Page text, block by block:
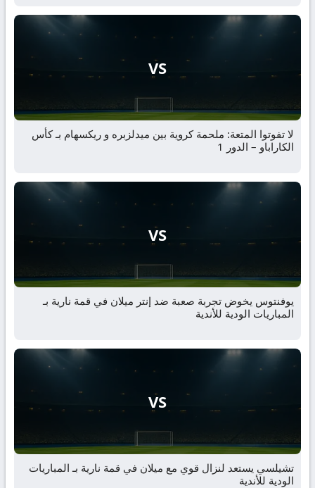
VS
لا تفوتوا المتعة: ملحمة كروية بين ميدلزبره و ريكسهام بـ كأس
الكاراباو – الدور 1
VS
يوفنتوس يخوض تجربة صعبة ضد إنتر ميلان في قمة نارية بـ
المباريات الودية للأندية
VS
تشيلسي يستعد لنزال قوي مع ميلان في قمة نارية بـ المباريات
الودية للأندية